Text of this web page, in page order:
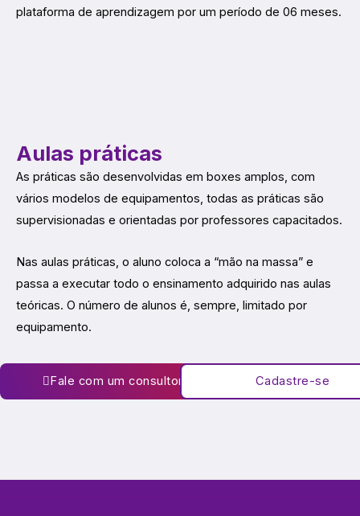
plataforma de aprendizagem por um período de 06 meses.
Aulas práticas
As práticas são desenvolvidas em boxes amplos, com
vários modelos de equipamentos, todas as práticas são
supervisionadas e orientadas por professores capacitados.
Nas aulas práticas, o aluno coloca a “mão na massa” e
passa a executar todo o ensinamento adquirido nas aulas
teóricas. O número de alunos é, sempre, limitado por
equipamento.
Fale com um consultor Cadastre-se